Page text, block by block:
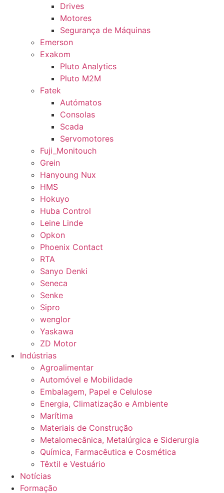
Drives
Motores
Segurança de Máquinas
Emerson
Exakom
Pluto Analytics
Pluto M2M
Fatek
Autómatos
Consolas
Scada
Servomotores
Fuji_Monitouch
Grein
Hanyoung Nux
HMS
Hokuyo
Huba Control
Leine Linde
Opkon
Phoenix Contact
RTA
Sanyo Denki
Seneca
Senke
Sipro
wenglor
Yaskawa
ZD Motor
Indústrias
Agroalimentar
Automóvel e Mobilidade
Embalagem, Papel e Celulose
Energia, Climatização e Ambiente
Marítima
Materiais de Construção
Metalomecânica, Metalúrgica e Siderurgia
Química, Farmacêutica e Cosmética
Têxtil e Vestuário
Notícias
Formação